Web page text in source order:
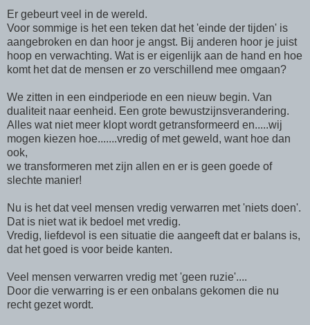
Er gebeurt veel in de wereld.
Voor sommige is het een teken dat het 'einde der tijden' is
aangebroken en dan hoor je angst. Bij anderen hoor je juist
hoop en verwachting. Wat is er eigenlijk aan de hand en hoe
komt het dat de mensen er zo verschillend mee omgaan?
We zitten in een eindperiode en een nieuw begin. Van
dualiteit naar eenheid. Een grote bewustzijnsverandering.
Alles wat niet meer klopt wordt getransformeerd en.....wij
mogen kiezen hoe.......vredig of met geweld, want hoe dan
ook,
we transformeren met zijn allen en er is geen goede of
slechte manier!
Nu is het dat veel mensen vredig verwarren met 'niets doen'.
Dat is niet wat ik bedoel met vredig.
Vredig, liefdevol is een situatie die aangeeft dat er balans is,
dat het goed is voor beide kanten.
Veel mensen verwarren vredig met 'geen ruzie'....
Door die verwarring is er een onbalans gekomen die nu
recht gezet wordt.